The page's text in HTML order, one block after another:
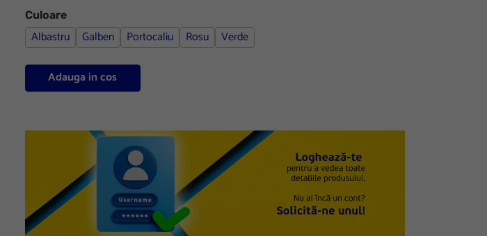
Culoare
Albastru Galben Portocaliu Rosu Verde
Adauga in cos